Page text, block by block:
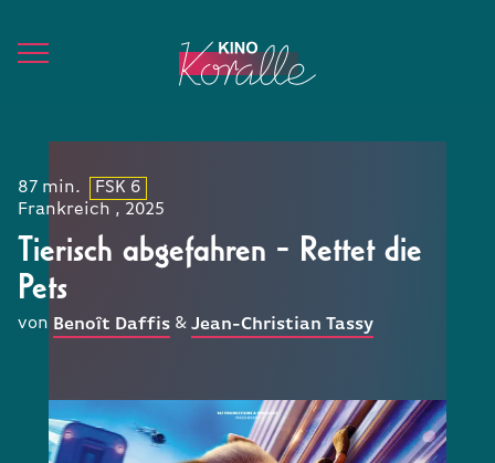
87 min.
FSK 6
Frankreich , 2025
Tierisch abgefahren - Rettet die
Pets
von Benoît Daffis & Jean-Christian Tassy